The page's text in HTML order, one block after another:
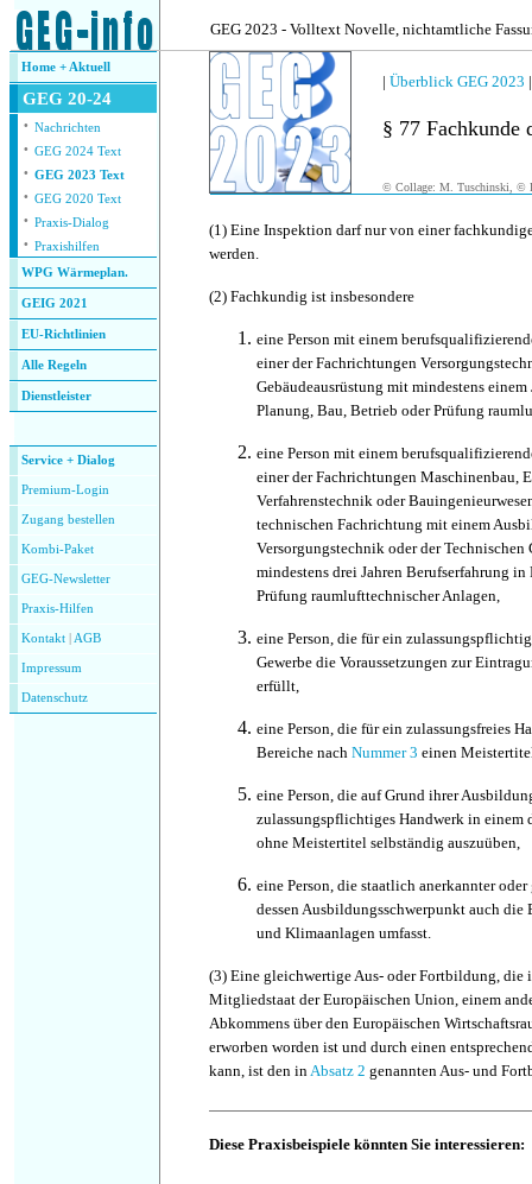
GEG 2023 - Volltext Novelle, nichtamtliche
Home + Aktuell
GEG 20-24
· Nachrichten
· GEG 2024 Text
· GEG 2023 Text
· GEG 2020 Text
· Praxis-Dialog
· Praxishilfen
WPG Wärmeplan.
GEIG 2021
EU-Richtlinien
Alle Regeln
Dienstleister
Service + Dialog
Premium-Login
Zugang bestellen
Kombi-Paket
GEG-Newsletter
Praxis-Hilfen
Kontakt AGB
Impressum
Datenschutz
| Überblick GEG 2023
§ 77 Fachkunde
© Collage: M. Tuschinski, ©
(1) Eine Inspektion darf nur von einer
werden.
(2) Fachkundig ist insbesondere
eine Person mit einem
einer der Fachrichtungen
Gebäudeausrüstung mit mindestens
Planung, Bau, Betrieb oder Prüfung
eine Person mit einem
einer der Fachrichtungen Maschinenbau,
Verfahrenstechnik oder
technischen Fachrichtung mit einem
Versorgungstechnik oder der Technischen
mindestens drei Jahren Berufserfahrung
Prüfung raumlufttechnischer Anlagen,
eine Person, die für ein
Gewerbe die Voraussetzungen zur
erfüllt,
eine Person, die für ein zulassungsfreies
Bereiche nach Nummer 3 einen
eine Person, die auf Grund ihrer
zulassungspflichtiges Handwerk in einem
ohne Meistertitel selbständig auszuüben,
eine Person, die staatlich anerkannter
dessen Ausbildungsschwerpunkt auch
und Klimaanlagen umfasst.
(3) Eine gleichwertige Aus- oder Fortbildung, die
Mitgliedstaat der Europäischen Union, einem
Abkommens über den Europäischen
erworben worden ist und durch einen
kann, ist den inAbsatz 2 genannten Aus- und
Diese Praxisbeispiele könnten Sie interessieren: